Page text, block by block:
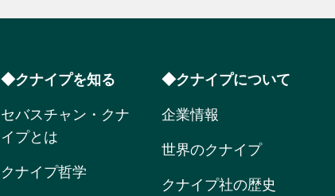
◆クナイプを知る
セバスチャン・クナ
イプとは
クナイプ哲学
◆クナイプについて
企業情報
世界のクナイプ
クナイプ社の歴史